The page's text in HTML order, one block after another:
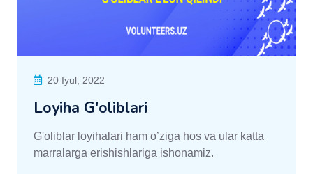
20 Iyul, 2022
Loyiha G'oliblari
G'oliblar loyihalari ham o’ziga hos va ular katta
marralarga erishishlariga ishonamiz.